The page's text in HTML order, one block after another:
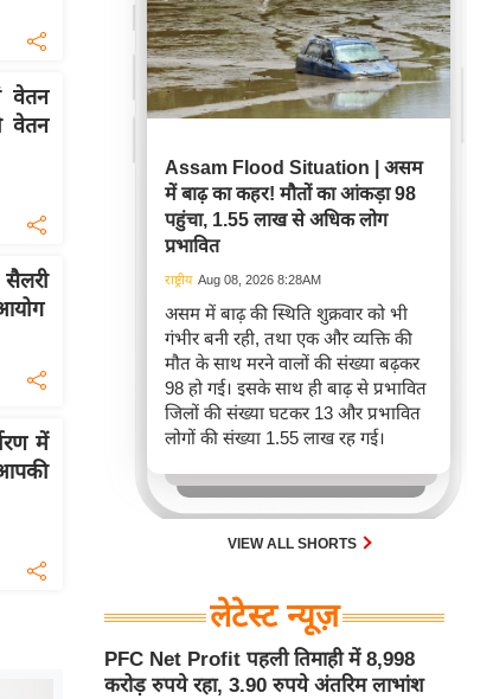
वेतन
वेतन
में
Assam Flood Situation | असम
में बाढ़ का कहर! मौतों का आंकड़ा 98
पहुंचा, 1.55 लाख से अधिक लोग
प्रभावित
राष्ट्रीय Aug 08, 2026 8:28AM
असम में बाढ़ की स्थिति शुक्रवार को भी
गंभीर बनी रही, तथा एक और व्यक्ति की
मौत के साथ मरने वालों की संख्या बढ़कर
98 हो गई। इसके साथ ही बाढ़ से प्रभावित
जिलों की संख्या घटकर 13 और प्रभावित
लोगों की संख्या 1.55 लाख रह गई।
VIEW ALL SHORTS
लेटेस्ट न्यूज़
PFC Net Profit पहली तिमाही में 8,998
करोड़ रुपये रहा, 3.90 रुपये अंतरिम लाभांश